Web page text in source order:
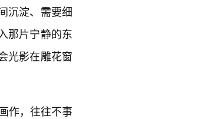
沉淀、需要细
那片宁静的东
光影在雕花窗
作，往往不事